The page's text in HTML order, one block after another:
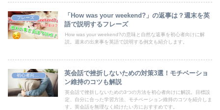
フレーズ
「How was your weekend?」の返事は？週末を英
語で説明するフレーズ
How was your weekend?の意味と自然な返事を初心者向けに解
説。週末の出来事を英語で説明する例文も紹介します。
英会話で挫折しないための対策3選！モチベーショ
ン維持のコツも解説
英会話で挫折しないための3つの方法を初心者向けに解説。目標設
定、自分に合った学習方法、モチベーション維持のコツを紹介しま
す。英会話を無理なく続けたい方におすすめです。